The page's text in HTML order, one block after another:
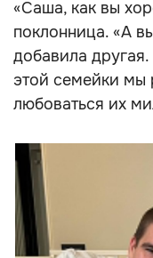
«Саша, как вы
поклонница. «А
добавила
этой семейки мы
любоваться их